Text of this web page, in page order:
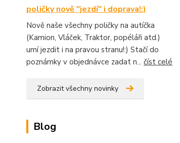
poličky nově "jezdí" i doprava!:)
Nově naše všechny poličky na autíčka
(Kamion, Vláček, Traktor, popéláři atd.)
umí jezdit i na pravou stranu!:) Stačí do
poznámky v objednávce zadat n... číst celé
Zobrazit všechny novinky
Blog